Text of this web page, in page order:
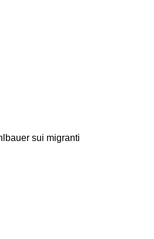
sui migranti